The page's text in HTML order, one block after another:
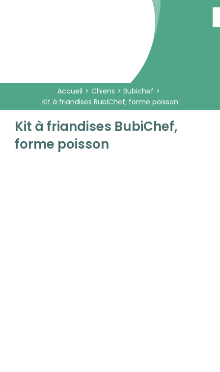
Accueil Chiens
Bubichef
Kit à friandises BubiChef, forme poisson
Kit à friandises BubiChef,
forme poisson